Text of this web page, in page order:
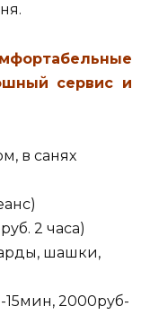
сервис и
в санях
2 часа)
шашки,
15мин, 2000руб-